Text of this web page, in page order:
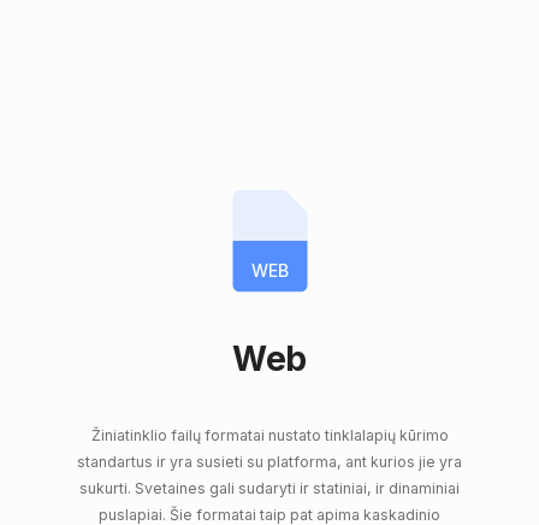
WEB
Web
Žiniatinklio failų formatai nustato tinklalapių kūrimo
standartus ir yra susieti su platforma, ant kurios jie yra
sukurti. Svetaines gali sudaryti ir statiniai, ir dinaminiai
puslapiai. Šie formatai taip pat apima kaskadinio